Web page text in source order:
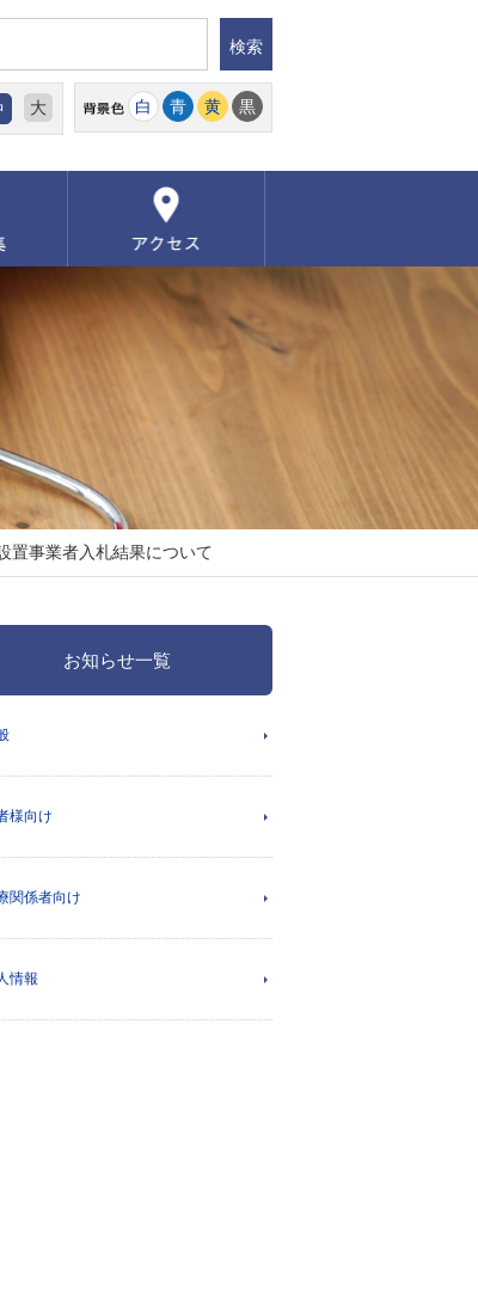
白 青 黄 黒
大
置事業者入札結果について
お知らせ一覧
様向け
関係者向け
情報